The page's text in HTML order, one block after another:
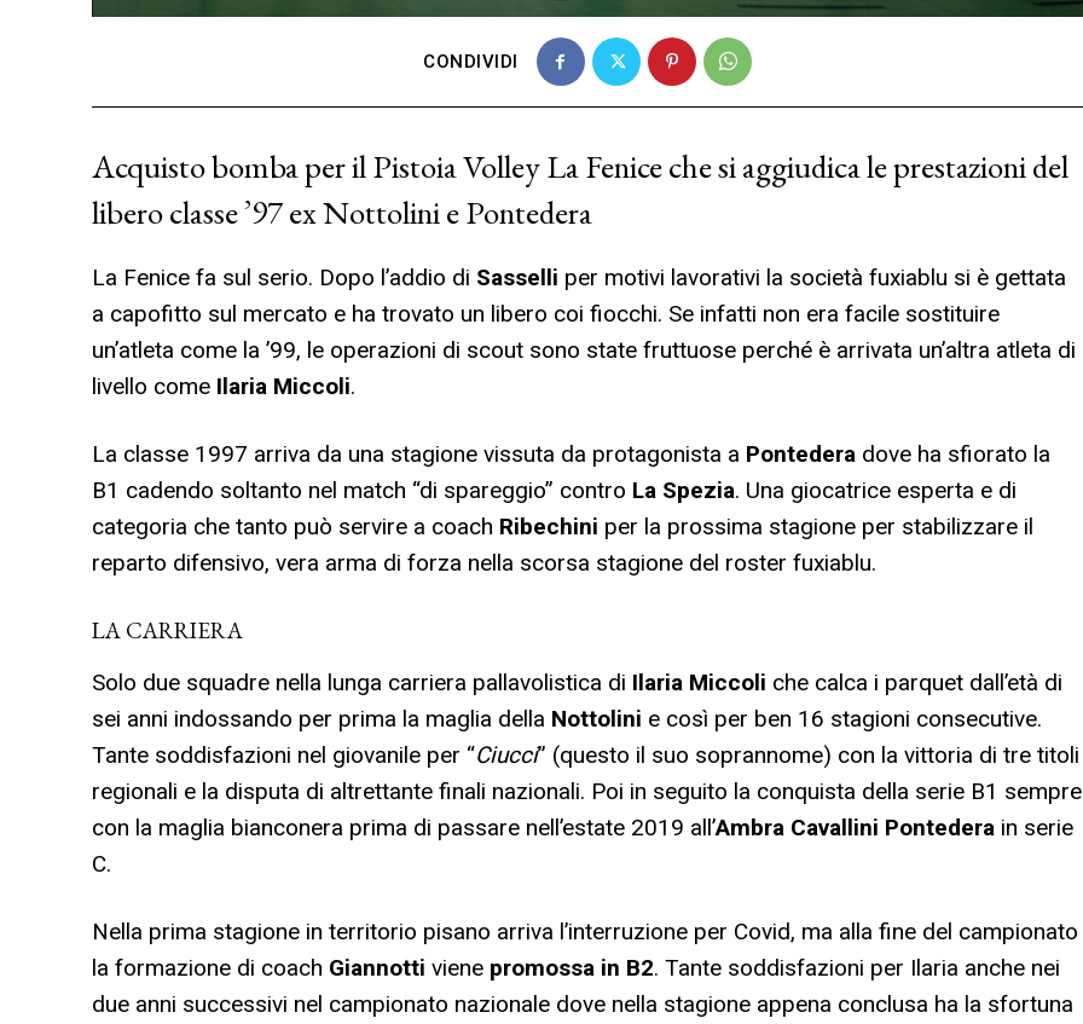
CONDIVIDI
Acquisto bomba per il Pistoia Volley La Fenice che si aggiudica le prestazioni del
libero classe ’97 ex Nottolini e Pontedera
La Fenice fa sul serio. Dopo l’addio di Sasselli per motivi lavorativi la società fuxiablu si è gettata
a capofitto sul mercato e ha trovato un libero coi fiocchi. Se infatti non era facile sostituire
un’atleta come la ’99, le operazioni di scout sono state fruttuose perché è arrivata un’altra atleta di
livello come Ilaria Miccoli.
La classe 1997 arriva da una stagione vissuta da protagonista a Pontedera dove ha sfiorato la
B1 cadendo soltanto nel match “di spareggio” contro La Spezia. Una giocatrice esperta e di
categoria che tanto può servire a coach Ribechini per la prossima stagione per stabilizzare il
reparto difensivo, vera arma di forza nella scorsa stagione del roster fuxiablu.
LA CARRIERA
Solo due squadre nella lunga carriera pallavolistica di Ilaria Miccoli che calca i parquet dall’età di
sei anni indossando per prima la maglia della Nottolini e così per ben 16 stagioni consecutive.
Tante soddisfazioni nel giovanile per “Ciucci” (questo il suo soprannome) con la vittoria di tre titoli
regionali e la disputa di altrettante finali nazionali. Poi in seguito la conquista della serie B1 sempre
con la maglia bianconera prima di passare nell’estate 2019 all’Ambra Cavallini Pontedera in serie
C.
Nella prima stagione in territorio pisano arriva l’interruzione per Covid, ma alla fine del campionato
la formazione di coach Giannotti viene promossa in B2. Tante soddisfazioni per Ilaria anche nei
due anni successivi nel campionato nazionale dove nella stagione appena conclusa ha la sfortuna